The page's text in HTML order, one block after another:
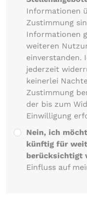
Informationen
Zustimmung
Informationen
weiteren
einverstanden.
jederzeit
keinerlei
Zustimmung
der bis zum
Einwilligung
Nein, ich
künftig für
berücksichtigt
Einfluss auf